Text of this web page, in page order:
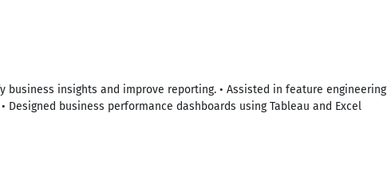
business insights and improve reporting. • Assisted in feature engineering
business performance dashboards using Tableau and Excel